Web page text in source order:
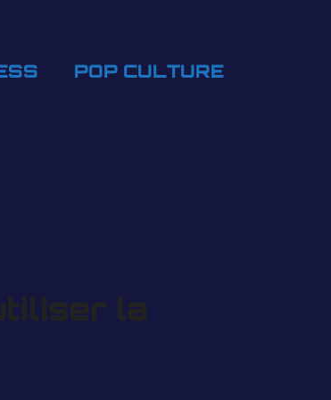
POP CULTURE
la